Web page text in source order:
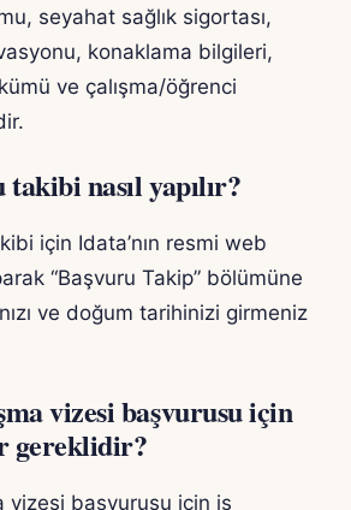
seyahat sağlık sigortası,
konaklama bilgileri,
ve çalışma/öğrenci
nasıl yapılır?
için Idata’nın resmi web
“Başvuru Takip” bölümüne
ve doğum tarihinizi girmeniz
vizesi başvurusu için
gereklidir?
vizesi başvurusu için iş